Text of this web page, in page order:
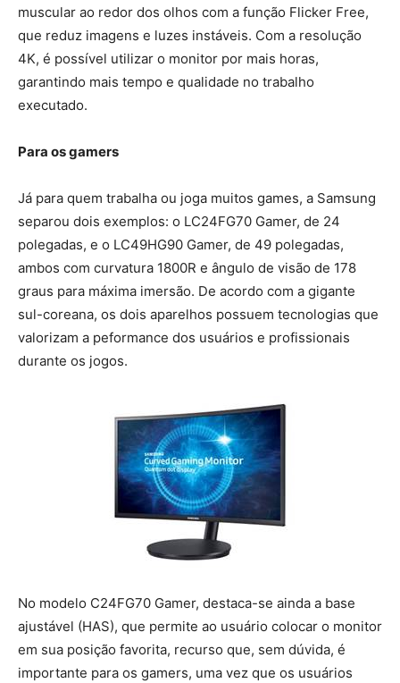
muscular ao redor dos olhos com a função Flicker Free,
que reduz imagens e luzes instáveis. Com a resolução
4K, é possível utilizar o monitor por mais horas,
garantindo mais tempo e qualidade no trabalho
executado.
Para os gamers
Já para quem trabalha ou joga muitos games, a Samsung
separou dois exemplos: o LC24FG70 Gamer, de 24
polegadas, e o LC49HG90 Gamer, de 49 polegadas,
ambos com curvatura 1800R e ângulo de visão de 178
graus para máxima imersão. De acordo com a gigante
sul-coreana, os dois aparelhos possuem tecnologias que
valorizam a peformance dos usuários e profissionais
durante os jogos.
No modelo C24FG70 Gamer, destaca-se ainda a base
ajustável (HAS), que permite ao usuário colocar o monitor
em sua posição favorita, recurso que, sem dúvida, é
importante para os gamers, uma vez que os usuários